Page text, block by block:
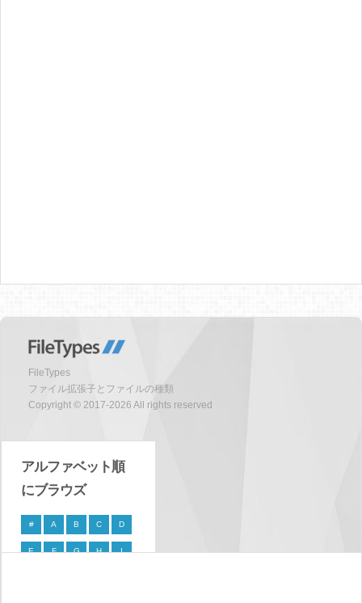
FileTypes
ファイル拡張子とファイルの種類
Copyright © 2017-2026 All rights reserved
アルファベット順
にブラウズ
# A B C D
E F G H I